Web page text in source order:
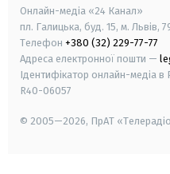
Онлайн-медіа «24 Канал»
пл. Галицька, буд. 15, м. Львів,
Телефон +380 (32) 229-77-77
Адреса електронної пошти —
Ідентифікатор онлайн-медіа в
R40-06057
© 2005—2026, ПрАТ